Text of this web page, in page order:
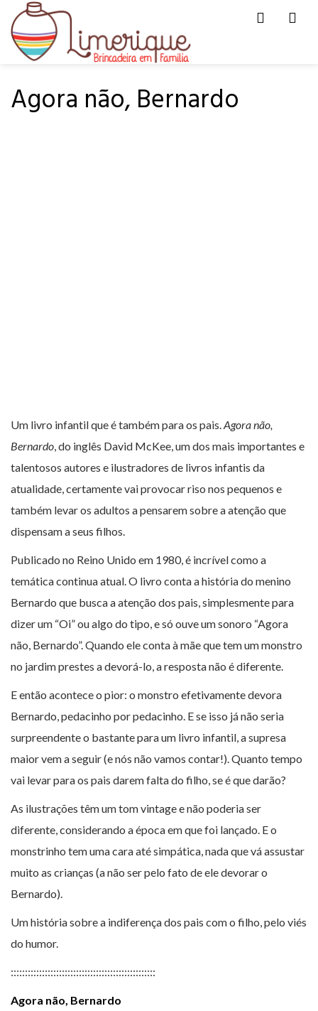
HOME PARA LER
Agora não, Bernardo
Um livro infantil que é também para os pais.Agora não,
Bernardo, do inglês David McKee, um dos mais importantes e
talentosos autores e ilustradores de livros infantis da
atualidade, certamente vai provocar riso nos pequenos e
também levar os adultos a pensarem sobre a atenção que
dispensam a seus filhos.
Publicado no Reino Unido em 1980, é incrível como a
temática continua atual. O livro conta a história do menino
Bernardo que busca a atenção dos pais, simplesmente para
dizer um “Oi” ou algo do tipo, e só ouve um sonoro “Agora
não, Bernardo”. Quando ele conta à mãe que tem um monstro
no jardim prestes a devorá-lo, a resposta não é diferente.
E então acontece o pior: o monstro efetivamente devora
Bernardo, pedacinho por pedacinho. E se isso já não seria
surpreendente o bastante para um livro infantil, a supresa
maior vem a seguir (e nós não vamos contar!). Quanto tempo
vai levar para os pais darem falta do filho, se é que darão?
As ilustrações têm um tom vintage e não poderia ser
diferente, considerando a época em que foi lançado. E o
monstrinho tem uma cara até simpática, nada que vá assustar
muito as crianças (a não ser pelo fato de ele devorar o
Bernardo).
Um história sobre a indiferença dos pais com o filho, pelo viés
do humor.
:::::::::::::::::::::::::::::::::::::::::::::::::::
Agora não, Bernardo